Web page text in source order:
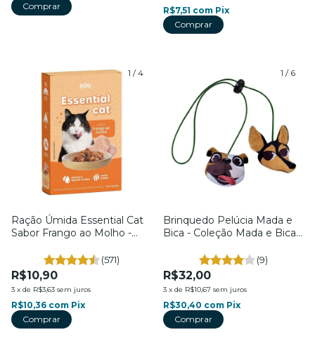
R$7,51 com Pix
1 /4
Ração Úmida Essential Cat
Sabor Frango ao Molho -
(571)
R$10,90
3 x de R$3,63 sem juros
R$10,36 com Pix
1 / 6
Brinquedo Pelúcia Mada e
Bica - Coleção Mada e Bica -
(9)
R$32,00
3 x de R$10,67 sem juros
R$30,40 com Pix